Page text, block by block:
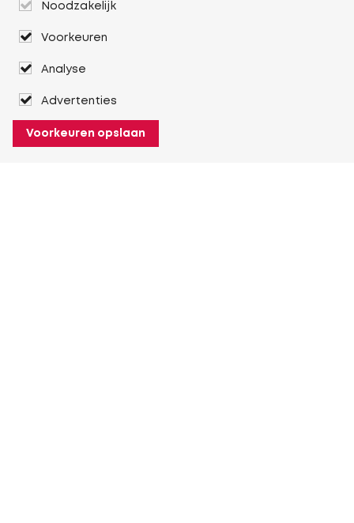
Noodzakelijk
Voorkeuren
Analyse
Advertenties
Voorkeuren opslaan